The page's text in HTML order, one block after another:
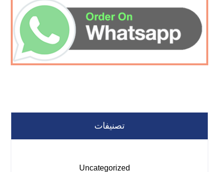
تصنيفات
Uncategorized